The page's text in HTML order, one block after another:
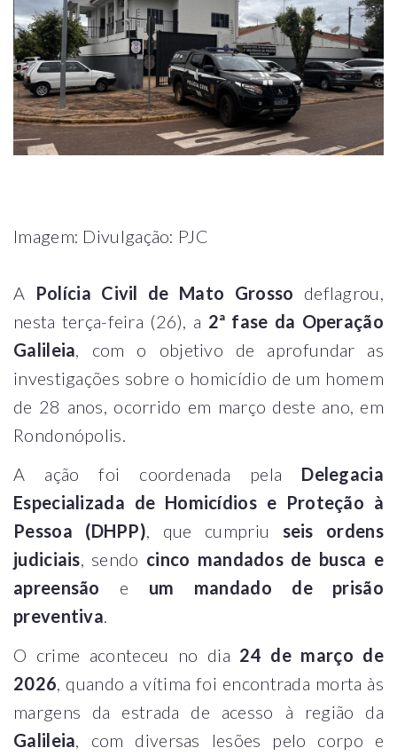
Imagem: Divulgação: PJC
A Polícia Civil de Mato Grosso deflagrou,
nesta terça-feira (26), a 2ª fase da Operação
Galileia , com o objetivo de aprofundar as
investigações sobre o homicídio de um homem
de 28 anos, ocorrido em março deste ano, em
Rondonópolis.
A ação foi coordenada pela Delegacia
Especializada de Homicídios e Proteção à
Pessoa (DHPP) , que cumpriu seis ordens
judiciais , sendo cinco mandados de busca e
apreensão e um mandado de prisão
preventiva
O crime aconteceu no dia 24 de março de
2026 , quando a vítima foi encontrada morta às
margens da estrada de acesso à região da
Galileia , com diversas lesões pelo corpo e